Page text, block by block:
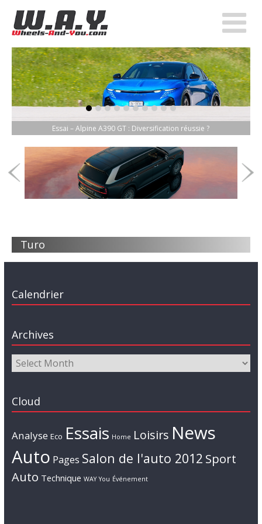
Essai – Alpine A390 GT : Diversification réussie ?
item-0
item-1
item-2
item-3
item-4
item-5
item-6
item-7
item-8
item-9
Turo
Calendrier
Archives
Cloud
Analyse Eco Essais Home Loisirs News
Auto Pages Salon de l'auto 2012 Sport
Auto Technique WAY You Événement